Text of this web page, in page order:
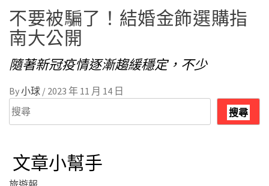
不要被騙了！結婚金飾選購指
南大公開
隨著新冠疫情逐漸趨緩穩定，不少
By小球 / 2023 年 11 月 14 日
搜
尋
搜尋
文章小幫手